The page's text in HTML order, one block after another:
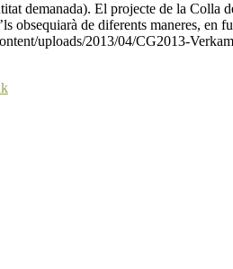
demanada). El projecte de la Colla
obsequiarà de diferents maneres, en
uploads/2013/04/CG2013-